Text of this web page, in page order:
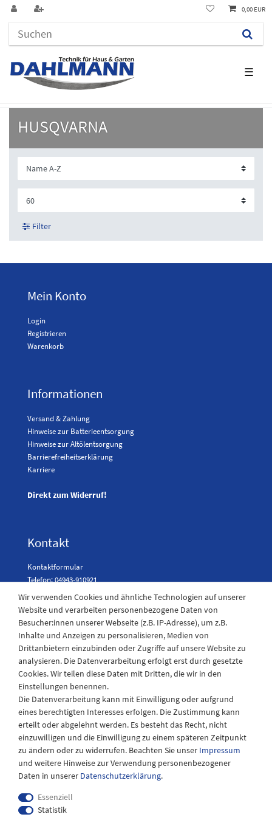
☰
0,00 EUR
HUSQVARNA
Filter
Mein Konto
Login
Registrieren
Warenkorb
Informationen
Versand & Zahlung
Hinweise zur Batterieentsorgung
Hinweise zur Altölentsorgung
Barrierefreiheitserklärung
Karriere
Direkt zum Widerruf!
Kontakt
Kontaktformular
Telefon: 04943-910921
Laden Öffnungszeiten
Montag - Freitag
08:30 - 12:30 und 13.00 - 17.30 Uhr
Samstags
08:30 bis 12:30 Uhr
Wir verwenden Cookies und ähnliche Technologien auf unserer
Website und verarbeiten personenbezogene Daten von
Besucher:innen unserer Webseite (z.B. IP-Adresse), um z.B.
Inhalte und Anzeigen zu personalisieren, Medien von
Drittanbietern einzubinden oder Zugriffe auf unsere Website zu
analysieren. Die Datenverarbeitung erfolgt erst durch gesetzte
Cookies. Wir teilen diese Daten mit Dritten, die wir in den
Einstellungen benennen.
Die Datenverarbeitung kann mit Einwilligung oder aufgrund
eines berechtigten Interesses erfolgen. Die Zustimmung kann
erteilt oder abgelehnt werden. Es besteht das Recht, nicht
einzuwilligen und die Einwilligung zu einem späteren Zeitpunkt
zu ändern oder zu widerrufen. Beachten Sie unser Impressum
und weitere Hinweise zur Verwendung personenbezogener
Daten in unserer Daten­schutz­erklärung.
Essenziell
Statistik